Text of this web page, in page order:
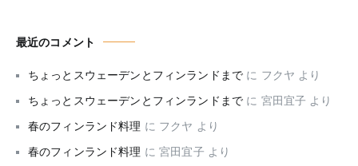
最近のコメント
ちょっとスウェーデンとフィンランドまで に フクヤ より
ちょっとスウェーデンとフィンランドまで に 宮田宜子 より
春のフィンランド料理 に フクヤ より
春のフィンランド料理 に宮田宜子 より